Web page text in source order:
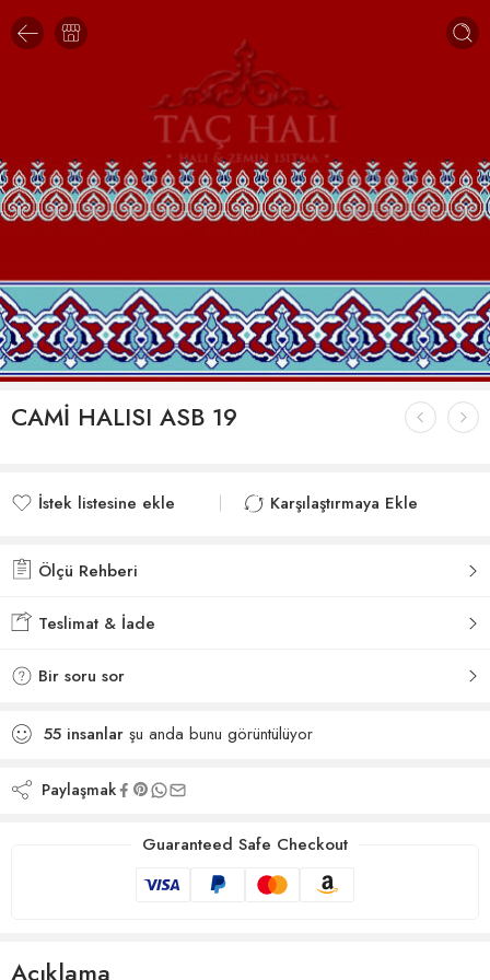
CAMİ HALISI ASB 19
İstek listesine ekle
Karşılaştırmaya Ekle
Ölçü Rehberi
Teslimat & İade
Bir soru sor
55 insanlar şu anda bunu görüntülüyor
Paylaşmak
Guaranteed Safe Checkout
Açıklama